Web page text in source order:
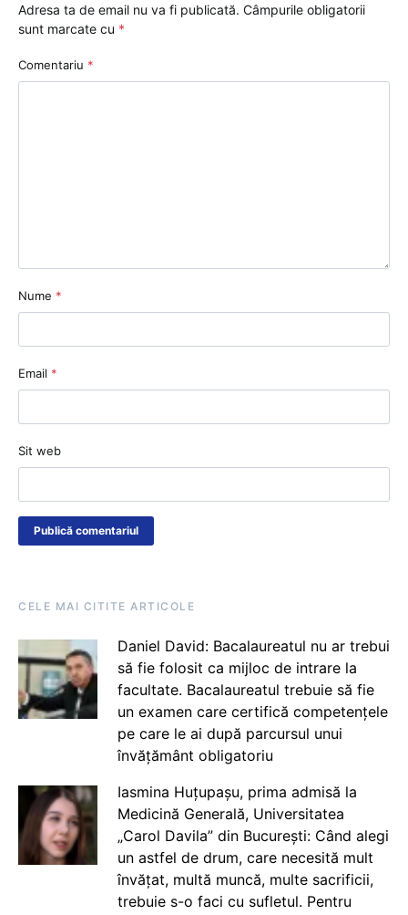
Adresa ta de email nu va fi publicată. Câmpurile obligatorii
sunt marcate cu *
Comentariu *
Nume *
Email *
Sit web
CELE MAI CITITE ARTICOLE
Daniel David: Bacalaureatul nu ar trebui
să fie folosit ca mijloc de intrare la
facultate. Bacalaureatul trebuie să fie
un examen care certifică competențele
pe care le ai după parcursul unui
învățământ obligatoriu
Iasmina Huțupașu, prima admisă la
Medicină Generală, Universitatea
„Carol Davila” din București: Când alegi
un astfel de drum, care necesită mult
învățat, multă muncă, multe sacrificii,
trebuie s-o faci cu sufletul. Pentru